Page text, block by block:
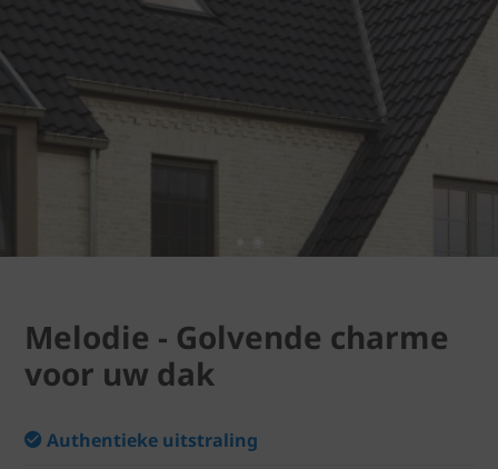
Melodie - Golvende charme
voor uw dak
Authentieke uitstraling